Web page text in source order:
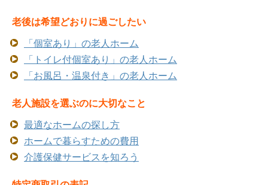
老後は希望どおりに過ごしたい
「個室あり」の老人ホーム
「トイレ付個室あり」の老人ホーム
「お風呂・温泉付き」の老人ホーム
老人施設を選ぶのに大切なこと
最適なホームの探し方
ホームで暮らすための費用
介護保健サービスを知ろう